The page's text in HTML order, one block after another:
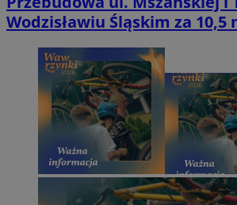
Wodzisławiu Śląskim za 10,5